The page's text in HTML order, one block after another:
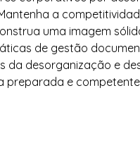
a
uma imagem
de gestão
da desorganização e
preparada e